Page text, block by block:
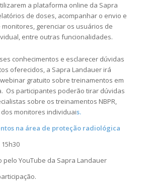
a plataforma online da Sapra
de doses, acompanhar o envio e
gerenciar os usuários de
entre outras funcionalidades.
conhecimentos e esclarecer dúvidas
oferecidos, a Sapra Landauer irá
gratuito sobre treinamentos em
Os participantes poderão tirar dúvidas
sobre os treinamentos NBPR,
dos monitores individuais.
na área de proteção radiológica
pelo YouTube da Sapra Landauer